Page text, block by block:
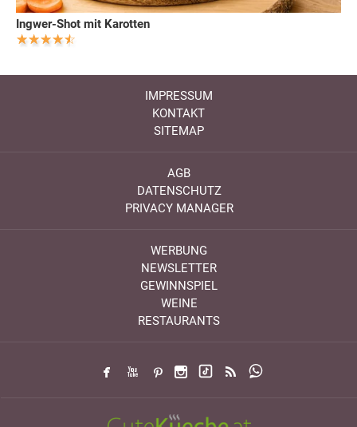
Ingwer-Shot mit Karotten
IMPRESSUM
KONTAKT
SITEMAP
AGB
DATENSCHUTZ
PRIVACY MANAGER
WERBUNG
NEWSLETTER
GEWINNSPIEL
WEINE
RESTAURANTS